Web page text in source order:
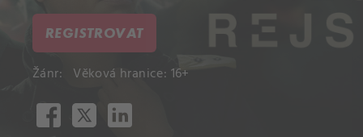
REGISTROVAT
Žánr: Věková hranice: 16+